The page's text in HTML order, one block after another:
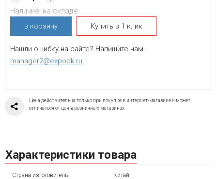
Наличие: на складе
в корзину Купить в 1 клик
Нашли ошибку на сайте? Напишите нам -
manager2@expopk.ru
Цена действительна только при покупке в интернет-магазине и может
отличаться от цен в розничных магазинах
Характеристики товара
Страна изготовитель:
Китай